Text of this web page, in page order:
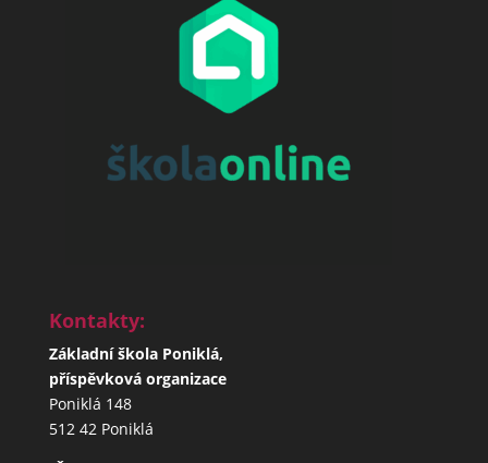
Kontakty:
Základní škola Poniklá,
příspěvková organizace
Poniklá 148
512 42 Poniklá